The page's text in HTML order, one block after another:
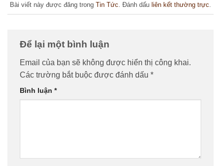
Bài viết này được đăng trong Tin Tức . Đánh dấu liên kết thường trực
Để lại một bình luận
Email của bạn sẽ không được hiển thị công khai.
Các trường bắt buộc được đánh dấu *
Bình luận *